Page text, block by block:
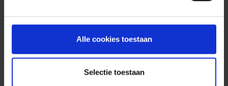
Alle cookies toestaan
Selectie toestaan
Denk aan wat u riskeert als u betrapt
wordt met uw gsm achter het stuur. Met
116 euro kunt u heel wat leuke dingen
doen.
Kom tot rust